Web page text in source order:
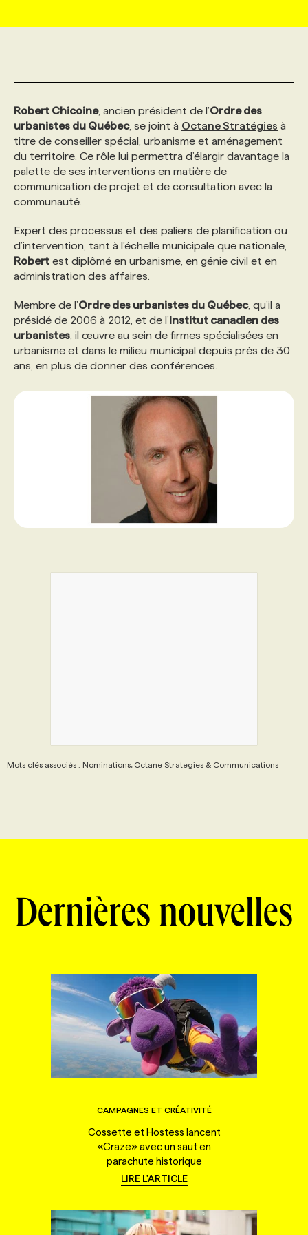
AFFAIRES DE L'INDUSTRIE
INITIATIVES NUMÉRIQUES
PRIX ET DISTINCTIONS
WEB & MÉDIAS SOCIAUX
MARKETING DURABLE
GEO/SEO
NOS AUTEUR‧RICES
INFOLETTRE PUBLICITÉ
ANNONCEZ AVEC NOUS
CONSULTER LA CVTHÈQUE
PROFIL ENTREPRISE
FAQ
VOIR LES OFFRES
PROFIL CANDIDAT
FAQ
ANNONCEZ AVEC NOUS
NOS FORMATIONS EN LIGNE
NOS PARCOURS DE FORMATIONS
FORMATIONS PERSONNALISÉES
POURQUOI CHOISIR NOS FORMATIONS
NOS TARIFS
PROGRAMMES DE SUBVENTIONS
ANNONCEZ AVEC NOUS
CHASSE DE TÊTE
SERVICE DE CHASSE DE TÊTE
NOS TARIFS
FAQ
ANNONCEZ AVEC NOUS
Robert Chicoine, ancien président de l’Ordre des
urbanistes du Québec, se joint à Octane Stratégies à
titre de conseiller spécial, urbanisme et aménagement
du territoire. Ce rôle lui permettra d’élargir davantage la
palette de ses interventions en matière de
communication de projet et de consultation avec la
communauté.
Expert des processus et des paliers de planification ou
d’intervention, tant à l’échelle municipale que nationale,
Robert est diplômé en urbanisme, en génie civil et en
administration des affaires.
Membre de l’Ordre des urbanistes du Québec, qu’il a
présidé de 2006 à 2012, et de l’Institut canadien des
urbanistes , il œuvre au sein de firmes spécialisées en
urbanisme et dans le milieu municipal depuis près de 30
ans, en plus de donner des conférences.
Mots clés associés : Nominations, Octane Strategies & Communications
Dernières nouvelles
CAMPAGNES ET CRÉATIVITÉ
Cossette et Hostess lancent
«Craze» avec un saut en
parachute historique
LIRE L'ARTICLE